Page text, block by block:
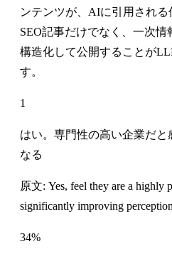
ンテンツが、AIに引用される
SEO記事だけでなく、一次
構造化して公開することが
す。
1
はい。専門性の高い企業だと
なる
原文: Yes, feel they are a highly
significantly improving perception
34%